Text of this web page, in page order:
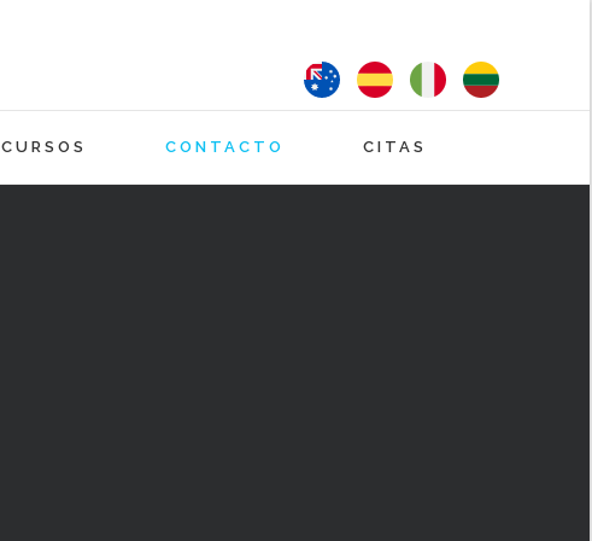
Español
English ItalianoLithuanian
CURSOS CONTACTO CITAS